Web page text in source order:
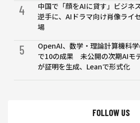
4
中国で「顔をAIに貸す」ビジ
逆手に、AIドラマ向け肖像ライ
場
5
OpenAI、数学・理論計算機科
で10の成果 未公開の次期AIモ
が証明を生成、Leanで形式化
FOLLOW US